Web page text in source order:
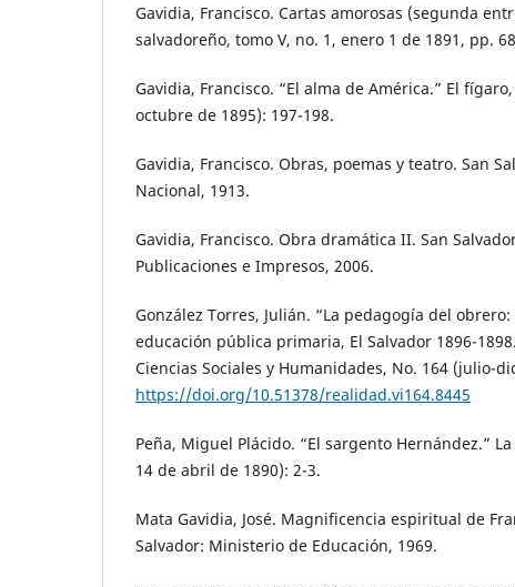
Gavidia, Francisco. Cartas amorosas (segunda
salvadoreño, tomo V, no. 1, enero 1 de 1891, pp.
Gavidia, Francisco. “El alma de América.” El
octubre de 1895): 197-198.
Gavidia, Francisco. Obras, poemas y teatro. San
Nacional, 1913.
Gavidia, Francisco. Obra dramática II. San
Publicaciones e Impresos, 2006.
González Torres, Julián. “La pedagogía del
educación pública primaria, El Salvador 1896-
Ciencias Sociales y Humanidades, No. 164 (julio-
https://doi.org/10.51378/realidad.vi164.8445
Peña, Miguel Plácido. “El sargento Hernández.”
14 de abril de 1890): 2-3.
Mata Gavidia, José. Magnificencia espiritual de
Salvador: Ministerio de Educación, 1969.